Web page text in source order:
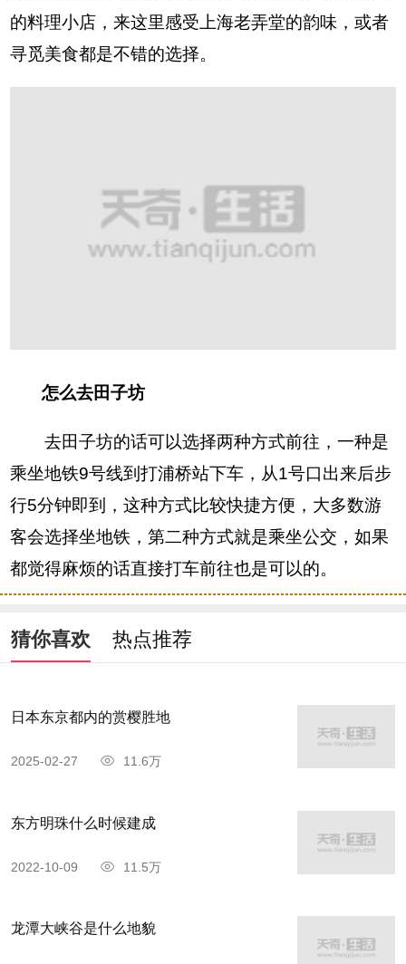
的料理小店，来这里感受上海老弄堂的韵味，或者
寻觅美食都是不错的选择。
怎么去田子坊
去田子坊的话可以选择两种方式前往，一种是
乘坐地铁9号线到打浦桥站下车，从1号口出来后步
行5分钟即到，这种方式比较快捷方便，大多数游
客会选择坐地铁，第二种方式就是乘坐公交，如果
都觉得麻烦的话直接打车前往也是可以的。
猜你喜欢 热点推荐
日本东京都内的赏樱胜地
2025-02-27 11.6万
东方明珠什么时候建成
2022-10-09 11.5万
龙潭大峡谷是什么地貌